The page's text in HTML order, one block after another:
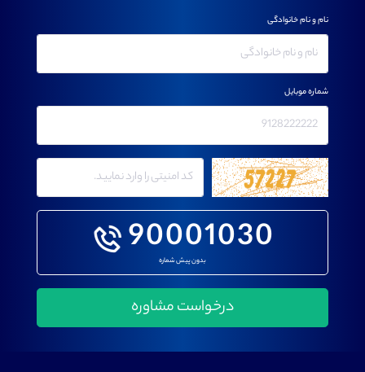
90001030
بدون پیش شماره
نام و نام خانوادگی
شماره موبایل